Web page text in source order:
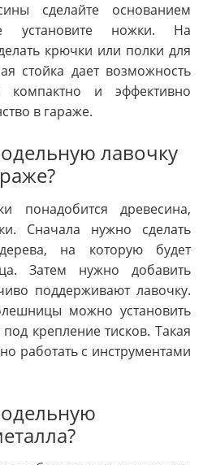
сделайте основанием
установите ножки. На
крючки или полки для
стойка дает возможность
компактно и эффективно
в гараже.
лавочку
понадобится древесина,
Сначала нужно сделать
на которую будет
Затем нужно добавить
поддерживают лавочку.
можно установить
крепление тисков. Такая
работать с инструментами